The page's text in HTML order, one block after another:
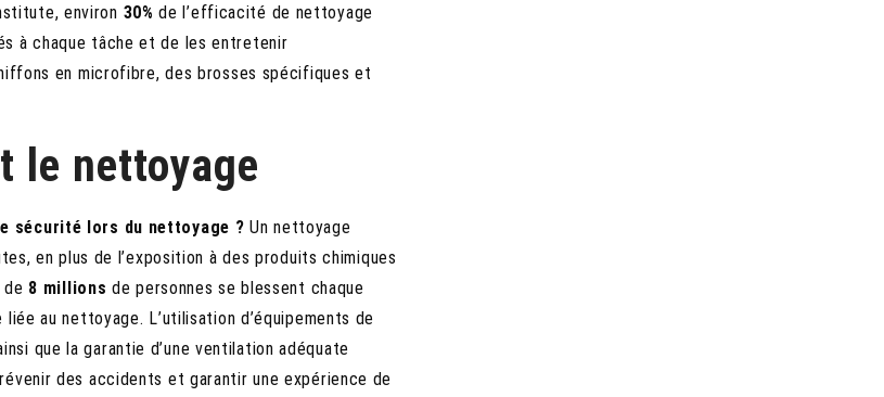
environ 30% de l’efficacité de nettoyage
à chaque tâche et de les entretenir
en microfibre, des brosses spécifiques et
le nettoyage
sécurité lors du nettoyage ? Un nettoyage
en plus de l’exposition à des produits chimiques
8 millions de personnes se blessent chaque
au nettoyage. L’utilisation d’équipements de
que la garantie d’une ventilation adéquate
des accidents et garantir une expérience de